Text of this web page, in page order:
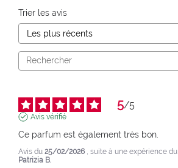
Trier les avis
5/5
Avis vérifié
Ce parfum est également très bon.
Avis du 25/02/2026 , suite à une expérience du
Patrizia B.